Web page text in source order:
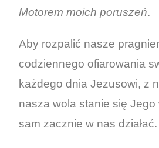
Motorem moich poruszeń.
Aby rozpalić nasze
codziennego ofiarowania
każdego dnia Jezusowi, z
nasza wola stanie się Jego
sam zacznie w nas działać.